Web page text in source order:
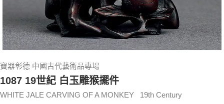
寶器彰德 中國古代藝術品專場
1087 19世紀 白玉雕猴擺件
WHITE JALE CARVING OF A MONKEY 19th Century